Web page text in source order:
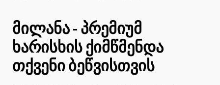
მილანა - პრემიუმ
ხარისხის ქიმწმენდა
თქვენი ბეწვისთვის